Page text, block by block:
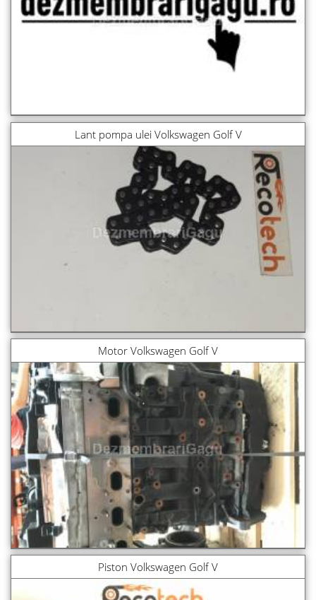
Lant pompa ulei Volkswagen Golf V
Motor Volkswagen Golf V
Piston Volkswagen Golf V